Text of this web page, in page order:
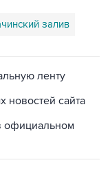
залив
ленту
новостей сайта
официальном